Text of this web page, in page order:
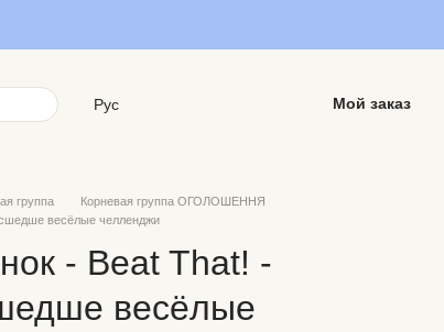
Рус Мой заказ
группа
Корневая группа ОГОЛОШЕННЯ
весёлые челленджи
- Beat That! -
весёлые